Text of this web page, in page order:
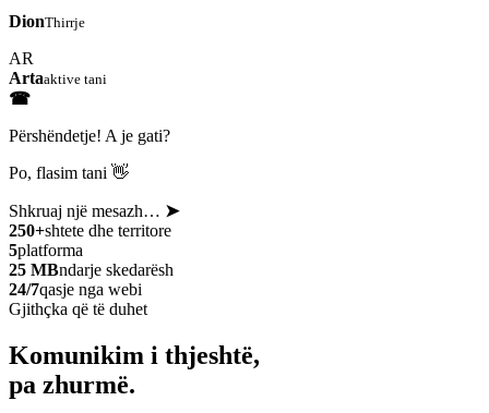
DionThirrje
AR
Artaaktive tani
☎
Përshëndetje! A je gati?
Po, flasim tani 👋
Shkruaj një mesazh… ➤
250+shtete dhe territore
5platforma
25 MBndarje skedarësh
24/7qasje nga webi
Gjithçka që të duhet
Komunikim i thjeshtë,
pa zhurmë.